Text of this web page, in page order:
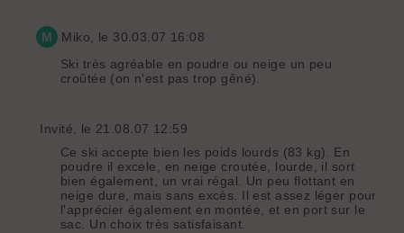
M Miko, le 30.03.07 16:08
Ski très agréable en poudre ou neige un peu
croûtée (on n'est pas trop gêné).
Invité, le 21.08.07 12:59
Ce ski accepte bien les poids lourds (83 kg). En
poudre il excele, en neige croutée, lourde, il sort
bien également, un vrai régal. Un peu flottant en
neige dure, mais sans excès. Il est assez léger pour
l'apprécier également en montée, et en port sur le
sac. Un choix très satisfaisant.